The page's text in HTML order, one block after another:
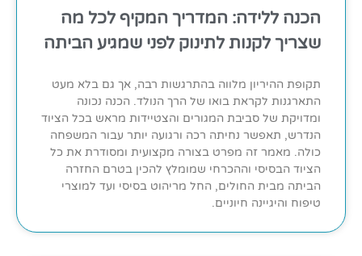
הכנה ללידה: המדריך המקיף לכל מה
שצריך לקנות לתינוק לפני שמגיע הביתה
תקופת ההיריון מלווה בהתרגשות רבה, אך גם בלא מעט
התארגנות לקראת בואו של הרך הנולד. הכנה נכונה
ומדויקת של סביבת המגורים והצטיידות מראש בכל הציוד
הנדרש, תאפשר נחיתה רכה ורגועה יותר עבור המשפחה
כולה. מאמר זה מפרט בצורה מקצועית ומסודרת את כל
הציוד הבסיסי וההכרחי שמומלץ להכין בטרם החזרה
הביתה מבית החולים, החל מריהוט בסיסי ועד למוצרי
טיפוח והיגיינה חיוניים.